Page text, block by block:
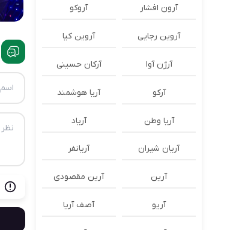
آرون افشار آروکو
آروین رجایی آروین کیا
آرژن آوا آرکان حسینی
آرکو آریا هوشمند
آریا وطن آریاد
آریان شیران آریانفر
آرین آرین مقصودی
آریو آصف آریا